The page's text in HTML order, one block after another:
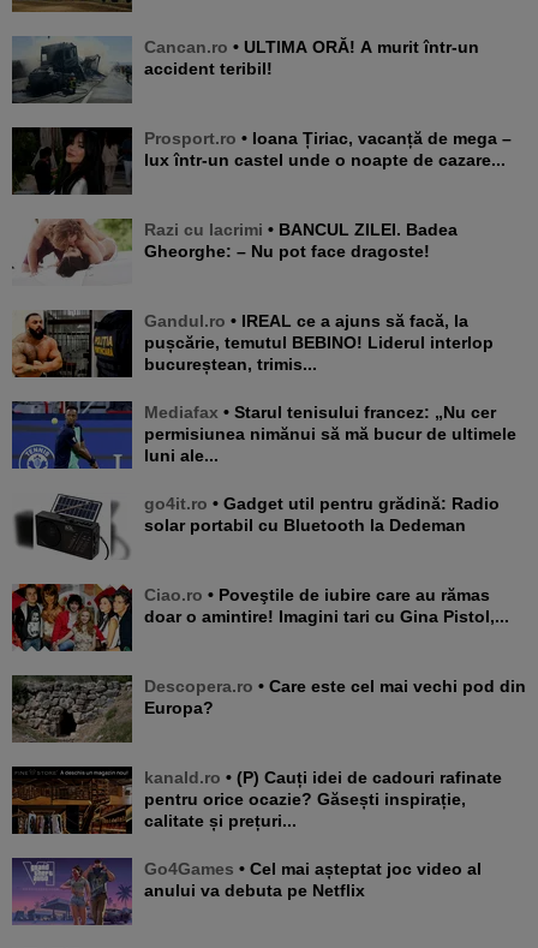
Cancan.ro • ULTIMA ORĂ! A murit într-un
accident teribil!
Prosport.ro • Ioana Țiriac, vacanță de mega –
lux într-un castel unde o noapte de cazare...
Razi cu lacrimi • BANCUL ZILEI. Badea
Gheorghe: – Nu pot face dragoste!
Gandul.ro • IREAL ce a ajuns să facă, la
pușcărie, temutul BEBINO! Liderul interlop
bucureștean, trimis...
Mediafax • Starul tenisului francez: „Nu cer
permisiunea nimănui să mă bucur de ultimele
luni ale...
go4it.ro • Gadget util pentru grădină: Radio
solar portabil cu Bluetooth la Dedeman
Ciao.ro • Poveştile de iubire care au rămas
doar o amintire! Imagini tari cu Gina Pistol,...
Descopera.ro • Care este cel mai vechi pod din
Europa?
kanald.ro • (P) Cauți idei de cadouri rafinate
pentru orice ocazie? Găsești inspirație,
calitate și prețuri...
Go4Games • Cel mai așteptat joc video al
anului va debuta pe Netflix